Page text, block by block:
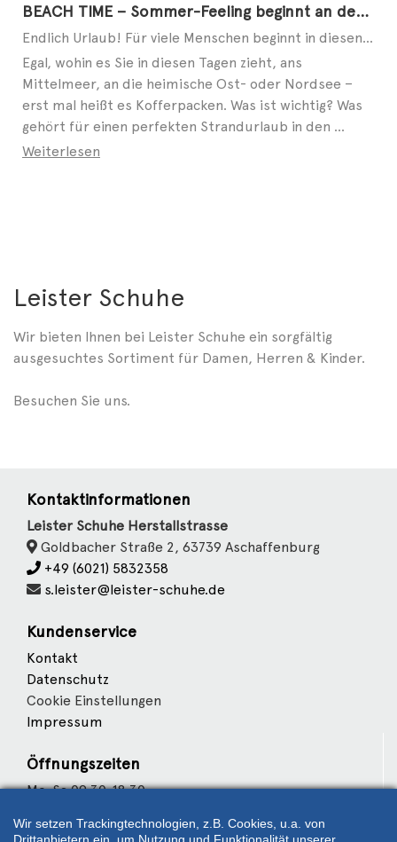
BEACH TIME – Sommer-Feeling beginnt an den Füßen
Endlich Urlaub! Für viele Menschen beginnt in diesen Tagen die schönste Zeit des Jahres. Ob allein, ...
Egal, wohin es Sie in diesen Tagen zieht, ans
Mittelmeer, an die heimische Ost- oder Nordsee –
erst mal heißt es Kofferpacken. Was ist wichtig? Was
gehört für einen perfekten Strandurlaub in den ...
Weiterlesen
Leister Schuhe
Wir bieten Ihnen bei Leister Schuhe ein sorgfältig
ausgesuchtes Sortiment für Damen, Herren & Kinder.
Besuchen Sie uns.
Kontaktinformationen
Leister Schuhe Herstallstrasse
Goldbacher Straße 2, 63739 Aschaffenburg
+49 (6021) 5832358
s.leister@leister-schuhe.de
Kundenservice
Kontakt
Datenschutz
Cookie Einstellungen
Impressum
Öffnungszeiten
Mo-Sa 09:30-18:30
Wir sind Partner von
Wir setzen Trackingtechnologien, z.B. Cookies, u.a. von